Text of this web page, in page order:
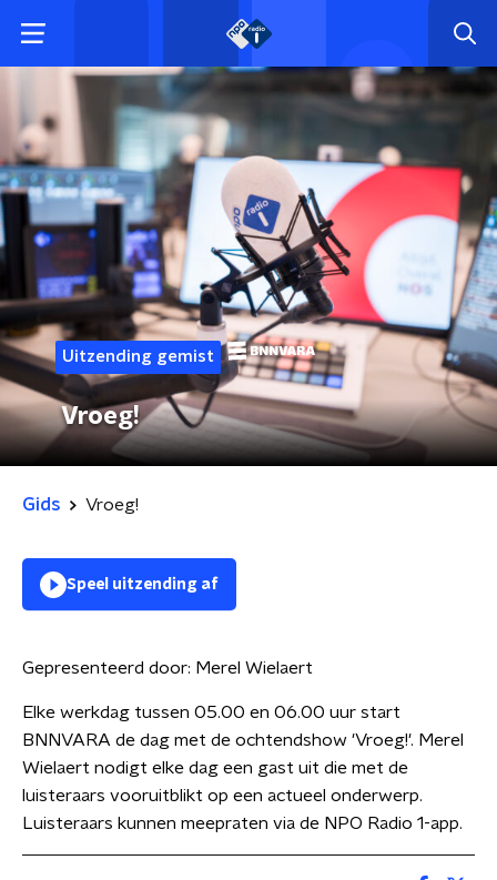
Uitzending gemist
Vroeg!
Gids Vroeg!
Speel uitzending af
Gepresenteerd door: Merel Wielaert
Elke werkdag tussen 05.00 en 06.00 uur start
BNNVARA de dag met de ochtendshow 'Vroeg!'. Merel
Wielaert nodigt elke dag een gast uit die met de
luisteraars vooruitblikt op een actueel onderwerp.
Luisteraars kunnen meepraten via de NPO Radio 1-app.